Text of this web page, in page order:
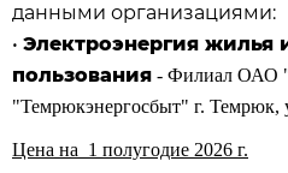
данными организациями:
• Электроэнергия жилья
пользования - Филиал
"Темрюкэнергосбыт" г. Темрюк,
Цена на 1 полугодие 2026 г.